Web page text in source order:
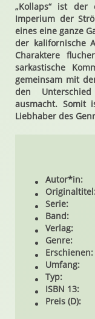
„Kollaps“ ist der
Imperium der
eines eine ganze
der kalifornische
Charaktere
sarkastische
gemeinsam mit
den
ausmacht. Somit
Liebhaber des
Autor*in:
Serie:
Band:
Verlag:
Genre:
Erschienen:
Umfang:
Typ:
ISBN 13:
Preis (D):